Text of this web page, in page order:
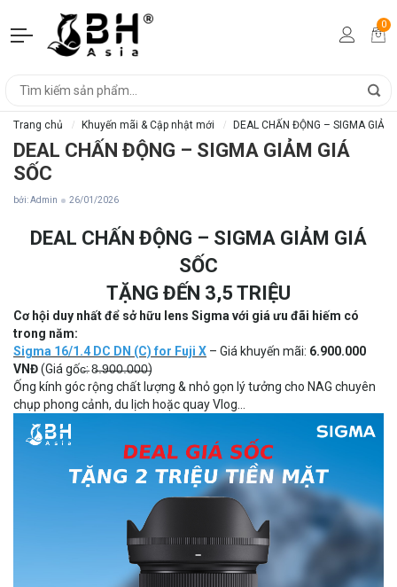
0
Trang chủ Khuyến mãi & Cập nhật mới DEAL CHẤN ĐỘNG – SIGMA GIẢM
DEAL CHẤN ĐỘNG – SIGMA GIẢM GIÁ
SỐC
bởi: Admin 26/01/2026
DEAL CHẤN ĐỘNG – SIGMA GIẢM GIÁ
SỐC
TẶNG ĐẾN 3,5 TRIỆU
Cơ hội duy nhất để sở hữu lens Sigma với giá ưu đãi hiếm có
trong năm:
Sigma 16/1.4 DC DN (C) for Fuji X – Giá khuyến mãi: 6.900.000
VNĐ(Giá gốc̶: 8̶̶.̶̶9̶̶0̶̶0̶̶.̶̶0̶̶0̶̶0̶)
Ống kính góc rộng chất lượng & nhỏ gọn lý tưởng cho NAG chuyên
chụp phong cảnh, du lịch hoặc quay Vlog…